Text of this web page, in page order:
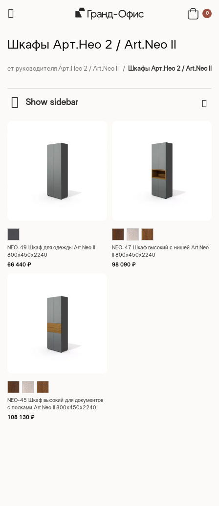
0
Шкафы Арт.Нео 2 / Art.Neo II
руководителя Арт.Нео 2 / Art.Neo II Шкафы Арт.Нео 2 / Art.Neo II
Show sidebar
NEO-49 Шкаф для одежды Art.Neo II
800х450х2240
66 440 ₽
NEO-47 Шкаф высокий с нишей Art.Neo
II 800х450х2240
98 090 ₽
NEO-45 Шкаф высокий для документов
с полками Art.Neo II 800х450х2240
108 130 ₽